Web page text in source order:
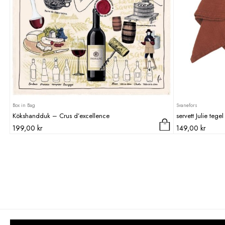
Box in Bag
Kökshandduk – Crus d’excellence
199,00 kr
Svanefors
servett Julie
149,00kr